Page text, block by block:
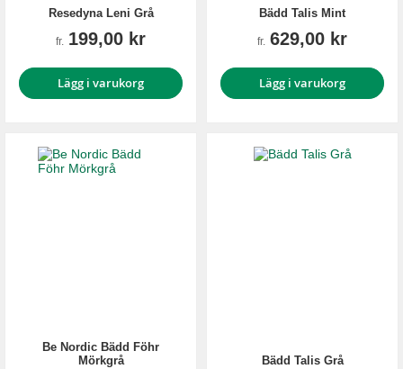
Resedyna Leni Grå
fr. 199,00 kr
Lägg i varukorg
Bädd Talis Mint
fr. 629,00 kr
Lägg i varukorg
Be Nordic Bädd Föhr
Mörkgrå
Bädd Talis Grå